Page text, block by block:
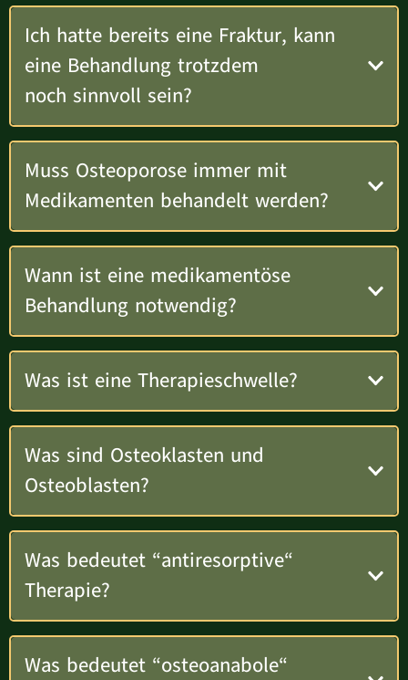
Ich hatte bereits eine Fraktur, kann
eine Behandlung trotzdem
noch sinnvoll sein?
Muss Osteoporose immer mit
Medikamenten behandelt werden?
Wann ist eine medikamentöse
Behandlung notwendig?
Was ist eine Therapieschwelle?
Was sind Osteoklasten und
Osteoblasten?
Was bedeutet “antiresorptive“
Therapie?
Was bedeutet “osteoanabole“